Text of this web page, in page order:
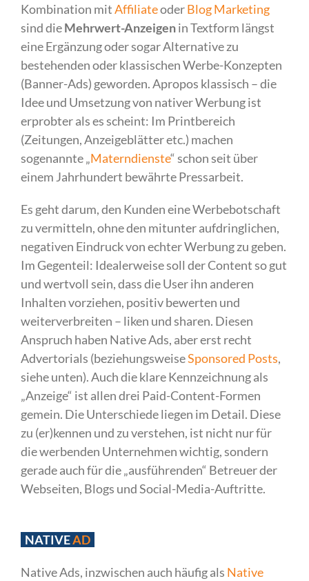
Kombination mitAffiliateoderBlog Marketing
sind dieMehrwert-Anzeigenin Textform längst
eine Ergänzung oder sogar Alternative zu
bestehenden oder klassischen Werbe-Konzepten
(Banner-Ads) geworden. Apropos klassisch – die
Idee und Umsetzung von nativer Werbung ist
erprobter als es scheint: Im Printbereich
(Zeitungen, Anzeigeblätter etc.) machen
sogenannte „Materndienste“ schon seit über
einem Jahrhundert bewährte Pressarbeit.
Es geht darum, den Kunden eine Werbebotschaft
zu vermitteln, ohne den mitunter aufdringlichen,
negativen Eindruck von echter Werbung zu geben.
Im Gegenteil: Idealerweise soll der Content so gut
und wertvoll sein, dass die User ihn anderen
Inhalten vorziehen, positiv bewerten und
weiterverbreiten – liken und sharen. Diesen
Anspruch haben Native Ads, aber erst recht
Advertorials (beziehungsweiseSponsored Posts,
siehe unten). Auch die klare Kennzeichnung als
„Anzeige“ ist allen drei Paid-Content-Formen
gemein. Die Unterschiede liegen im Detail. Diese
zu (er)kennen und zu verstehen, ist nicht nur für
die werbenden Unternehmen wichtig, sondern
gerade auch für die „ausführenden“ Betreuer der
Webseiten, Blogs und Social-Media-Auftritte.
NATIVEAD
Native Ads, inzwischen auch häufig als Native